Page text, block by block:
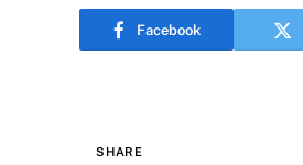
Facebook
SHARE